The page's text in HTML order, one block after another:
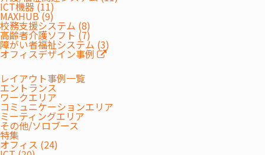
ICT機器 (11)
MAXHUB (9)
校務支援システム (8)
高齢者介護ソフト (7)
障がい者福祉システム (3)
オフィスデザイン事例
レイアウト事例一覧
エントランス
ワークエリア
コミュニケーションエリア
ミーティングエリア
その他/ソロブース
特集
オフィス (24)
主催
お問
い合
わせ
受付は終了しました。